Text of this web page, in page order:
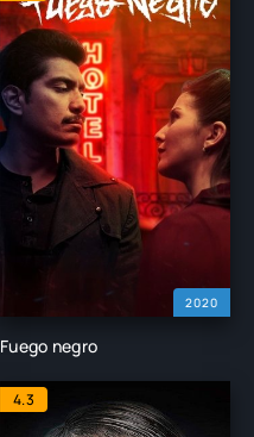
2020
Fuego negro
4.3